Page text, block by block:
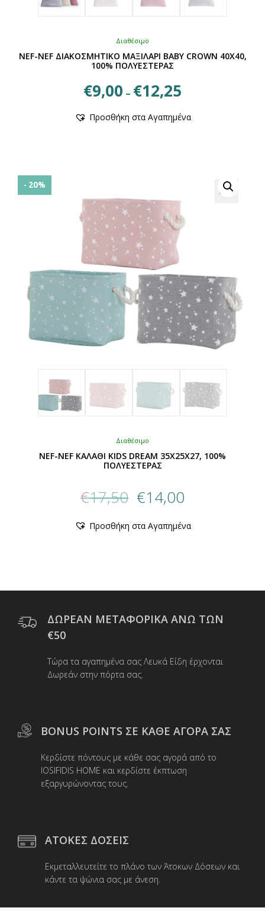
Διαθέσιμο
NEF-NEF ΔΙΑΚΟΣΜΗΤΙΚΟ ΜΑΞΙΛΑΡΙ ΒΑΒΥ CROWN 40X40,
100% ΠΟΛΥΕΣΤΕΡΑΣ
€9,00 – €12,25
€9,00
το
μπορούν
να
επιλεγούν
στη
σελίδα
του
προϊόντος
Προσθήκη στα Αγαπημένα
- 20%
Διαθέσιμο
NEF-NEF ΚΑΛΑΘΙ KIDS DREAM 35X25X27, 100%
ΠΟΛΥΕΣΤΕΡΑΣ
€17,50
price
€17,50.
€14,00
είναι:
το
Οι
μπορούν
σελίδα
του
Προσθήκη στα Αγαπημένα
ΔΩΡΕΑΝ ΜΕΤΑΦΟΡΙΚΑ ΑΝΩ ΤΩΝ
€50
Τώρα τα αγαπημένα σας Λευκά Είδη έρχονται
Δωρεάν στην πόρτα σας.
BONUS POINTS ΣΕ ΚΑΘΕ ΑΓΟΡΑ ΣΑΣ
Κερδίστε πόντους με κάθε σας αγορά από το
IOSIFIDIS HOME και κερδίστε έκπτωση
εξαργυρώνοντας τους.
ΑΤΟΚΕΣ ΔΟΣΕΙΣ
Εκμεταλλευτείτε το πλάνο των Άτοκων Δόσεων και
κάντε τα ψώνια σας με άνεση.